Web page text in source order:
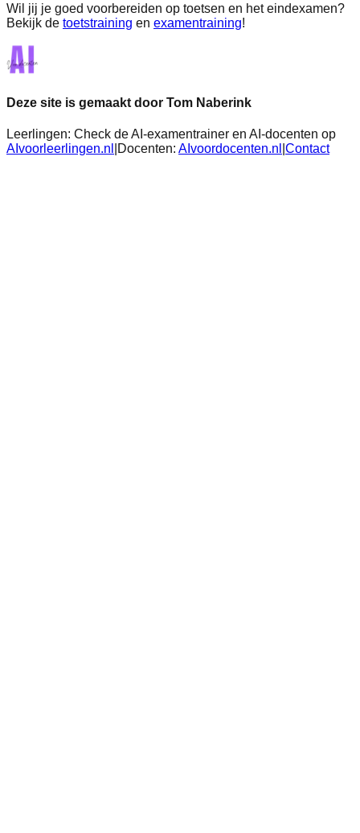
Wil jij je goed voorbereiden op toetsen en het eindexamen?
Bekijk de toetstraining en examentraining!
Deze site is gemaakt door Tom Naberink
Leerlingen: Check de AI-examentrainer en AI-docenten op
AIvoorleerlingen.nl
Docenten: AIvoordocenten.nl Contact